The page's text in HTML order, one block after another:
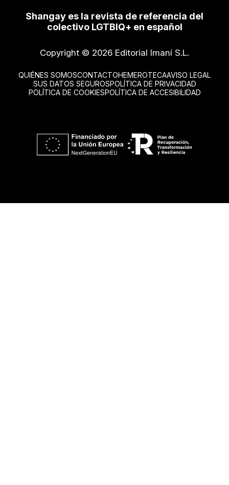
Shangay es la revista de referencia del
colectivo LGTBIQ+ en español
Copyright © 2026 Editorial Imaní S.L.
QUIÉNES SOMOSCONTACTOHEMEROTECAAVISO LEGAL
SUS DATOS SEGUROSPOLÍTICA DE PRIVACIDAD
POLÍTICA DE COOKIESPOLÍTICA DE ACCESIBILIDAD